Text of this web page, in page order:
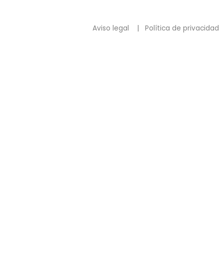
Aviso legal Política de privacidad